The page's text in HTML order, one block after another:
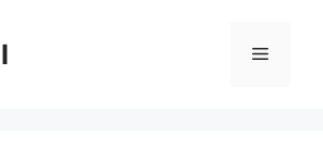
Menu